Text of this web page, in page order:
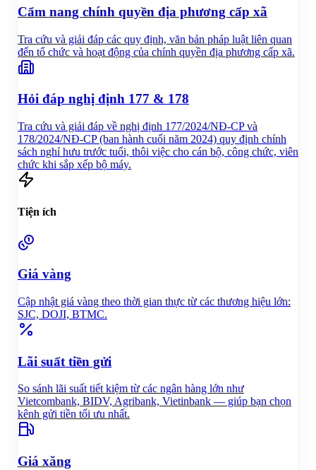
Cẩm nang chính quyền địa phương cấp xã
Tra cứu và giải đáp các quy định, văn bản pháp luật liên quan
đến tổ chức và hoạt động của chính quyền địa phương cấp xã.
Hỏi đáp nghị định 177 & 178
Tra cứu và giải đáp về nghị định 177/2024/NĐ-CP và
178/2024/NĐ-CP (ban hành cuối năm 2024) quy định chính
sách nghỉ hưu trước tuổi, thôi việc cho cán bộ, công chức, viên
chức khi sắp xếp bộ máy.
Tiện ích
Giá vàng
Cập nhật giá vàng theo thời gian thực từ các thương hiệu lớn:
SJC, DOJI, BTMC.
Lãi suất tiền gửi
So sánh lãi suất tiết kiệm từ các ngân hàng lớn như
Vietcombank, BIDV, Agribank, Vietinbank — giúp bạn chọn
kênh gửi tiền tối ưu nhất.
Giá xăng